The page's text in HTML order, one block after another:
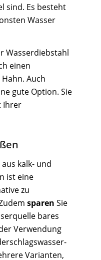
sind. Es besteht
Wasser
Wasserdiebstahl
einen
Auch
gute Option. Sie
Ihrer
kalk- und
ist eine
zu
sparen Sie
bares
Verwendung
Varianten,